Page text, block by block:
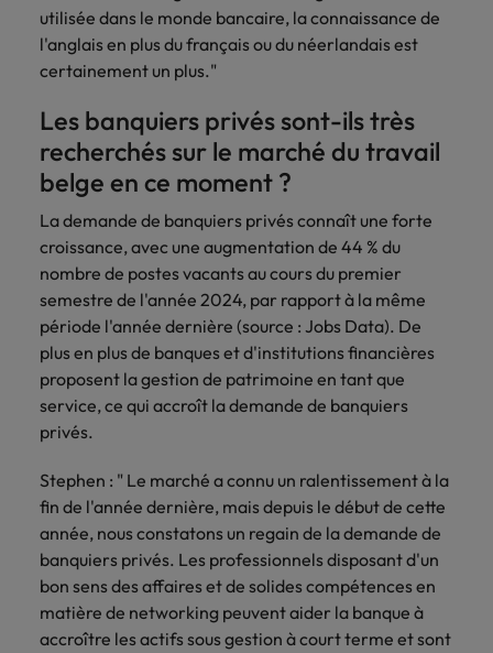
utilisée dans le monde bancaire, la connaissance de
l'anglais en plus du français ou du néerlandais est
certainement un plus."
Les banquiers privés sont-ils très
recherchés sur le marché du travail
belge en ce moment ?
La demande de banquiers privés connaît une forte
croissance, avec une augmentation de 44 % du
nombre de postes vacants au cours du premier
semestre de l'année 2024, par rapport à la même
période l'année dernière (source : Jobs Data). De
plus en plus de banques et d'institutions financières
proposent la gestion de patrimoine en tant que
service, ce qui accroît la demande de banquiers
privés.
Stephen : " Le marché a connu un ralentissement à la
fin de l'année dernière, mais depuis le début de cette
année, nous constatons un regain de la demande de
banquiers privés. Les professionnels disposant d'un
bon sens des affaires et de solides compétences en
matière de networking peuvent aider la banque à
accroître les actifs sous gestion à court terme et sont